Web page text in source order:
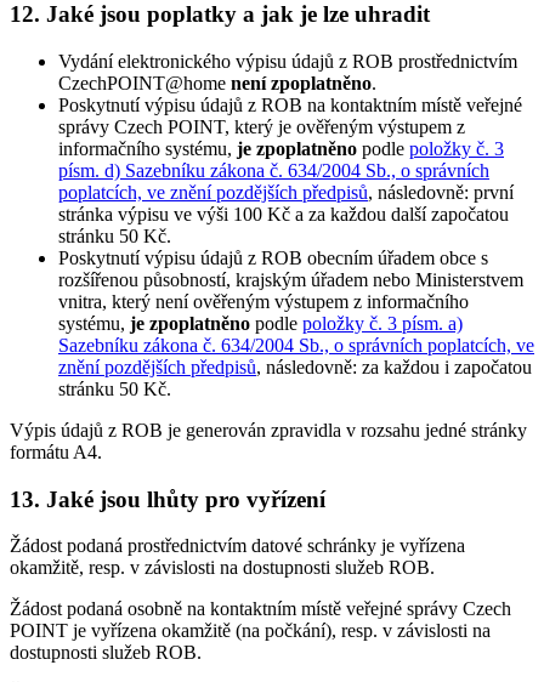
12. Jaké jsou poplatky a jak je lze uhradit
Vydání elektronického výpisu údajů z ROB prostřednictvím
CzechPOINT@home není zpoplatněno.
Poskytnutí výpisu údajů z ROB na kontaktním místě veřejné
správy Czech POINT, který je ověřeným výstupem z
informačního systému, je zpoplatněno podle položky č. 3
písm. d) Sazebníku zákona č. 634/2004 Sb., o správních
poplatcích, ve znění pozdějších předpisů, následovně: první
stránka výpisu ve výši 100 Kč a za každou další započatou
stránku 50 Kč.
Poskytnutí výpisu údajů z ROB obecním úřadem obce s
rozšířenou působností, krajským úřadem nebo Ministerstvem
vnitra, který není ověřeným výstupem z informačního
systému, je zpoplatněno podle položky č. 3 písm. a)
Sazebníku zákona č. 634/2004 Sb., o správních poplatcích, ve
znění pozdějších předpisů, následovně: za každou i započatou
stránku 50 Kč.
Výpis údajů z ROB je generován zpravidla v rozsahu jedné stránky
formátu A4.
13. Jaké jsou lhůty pro vyřízení
Žádost podaná prostřednictvím datové schránky je vyřízena
okamžitě, resp. v závislosti na dostupnosti služeb ROB.
Žádost podaná osobně na kontaktním místě veřejné správy Czech
POINT je vyřízena okamžitě (na počkání), resp. v závislosti na
dostupnosti služeb ROB.